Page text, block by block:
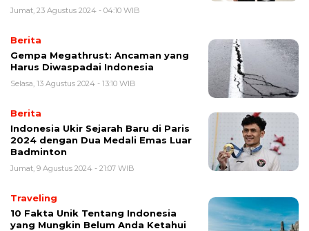
Jumat, 23 Agustus 2024 - 04:10 WIB
Berita
Gempa Megathrust: Ancaman yang
Harus Diwaspadai Indonesia
Selasa, 13 Agustus 2024 - 13:10 WIB
Berita
Indonesia Ukir Sejarah Baru di Paris
2024 dengan Dua Medali Emas Luar
Badminton
Jumat, 9 Agustus 2024 - 21:07 WIB
Traveling
10 Fakta Unik Tentang Indonesia
yang Mungkin Belum Anda Ketahui